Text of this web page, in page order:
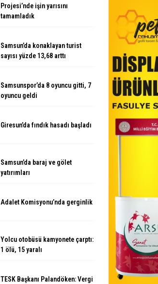
Projesi’nde işin yarısını
tamamladık
Samsun’da konaklayan turist
sayısı yüzde 13,68 arttı
Samsunspor’da 8 oyuncu gitti, 7
oyuncu geldi
Giresun’da fındık hasadı başladı
Samsun’da baraj ve gölet
yatırımları
Adalet Komisyonu’nda gerginlik
Yolcu otobüsü kamyonete çarptı:
1 ölü, 15 yaralı
TESK Başkanı Palandöken: Vergi